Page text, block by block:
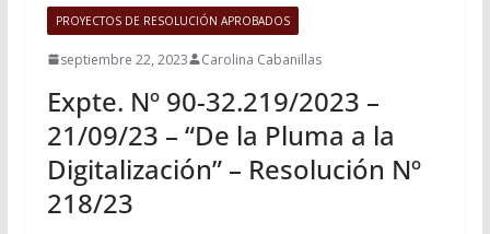
PROYECTOS DE RESOLUCIÓN APROBADOS
septiembre 22, 2023 Carolina Cabanillas
Expte. Nº 90-32.219/2023 –
21/09/23 – “De la Pluma a la
Digitalización” – Resolución Nº
218/23